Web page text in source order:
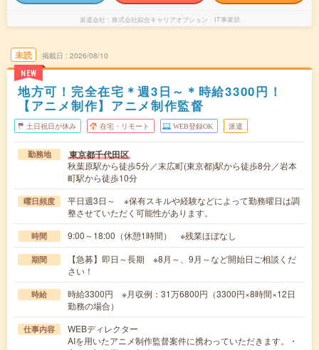
派遣会社 株式会社綜合キャリアオプション IT事業部
未読
NEW
掲載日 2026/08/10
地方可！完全在宅＊週3日～＊時給3300円！
【アニメ制作】アニメ制作監督
土日祝日が休み 在宅・リモート WEB登録OK 派遣
勤務地 東京都千代田区
秋葉原駅から徒歩5分／末広町(東京都)駅から徒歩8分／岩本
町駅から徒歩10分
曜日頻度
平日週3日～ ※保有スキルや経験などによって勤務曜日は調
整させていただく可能性があります。
時間 9:00～18:00（休憩1時間） ※残業ほぼなし
期間
【急募】即日～長期 ※8月～、9月～など開始日ご相談くだ
さい！
時給
時給3300円 ※月収例：31万6800円（3300円×8時間×12日
勤務の場合）
仕事内容
WEBディレクター
AIを用いたアニメ制作監督案件に携わっていただきます。・